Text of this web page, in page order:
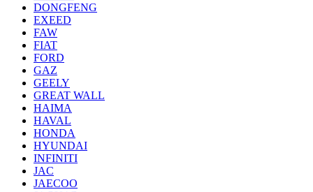
DONGFENG
EXEED
FAW
FIAT
FORD
GAZ
GEELY
GREAT WALL
HAIMA
HAVAL
HONDA
HYUNDAI
INFINITI
JAC
JAECOO